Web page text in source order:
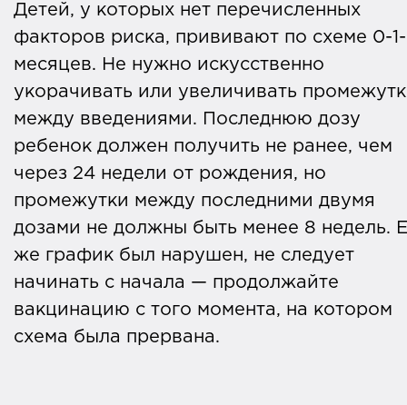
Детей, у которых нет перечисленных
факторов риска, прививают по схеме 0-
месяцев. Не нужно искусственно
укорачивать или увеличивать
между введениями. Последнюю дозу
ребенок должен получить не ранее, чем
через 24 недели от рождения, но
промежутки между последними двумя
дозами не должны быть менее 8 недель.
же график был нарушен, не следует
начинать с начала — продолжайте
вакцинацию с того момента, на котором
схема была прервана.